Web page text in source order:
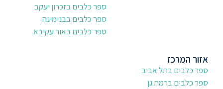
ספר כלבים בזכרון יעקב
ספר כלבים בבנימינה
ספר כלבים באור עקיבא
אזור המרכז
ספר כלבים בתל אביב
ספר כלבים ברמת גן